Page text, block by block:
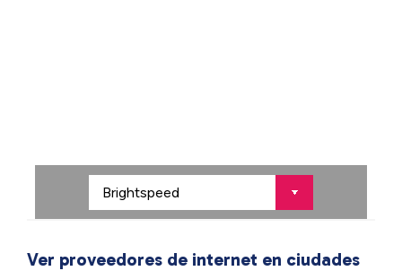
Ver proveedores de internet en ciudades